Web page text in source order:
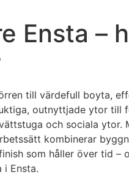
Ensta –
till värdefull boyta,
outnyttjade ytor till
och sociala
kombinerar
som håller över tid –
i Ensta.